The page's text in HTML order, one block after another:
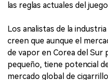
las reglas actuales del
Los analistas de la
creen que aunque el
de vapor en Corea del Sur
pequeño, tiene potencial
mercado global de